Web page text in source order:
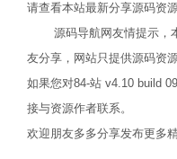
请查看本站最新分享源码资源
源码导航网友情提示，
友分享，网站只提供源码资
如果您对84-站 v4.10 build
接与资源作者联系。
欢迎朋友多多分享发布更多